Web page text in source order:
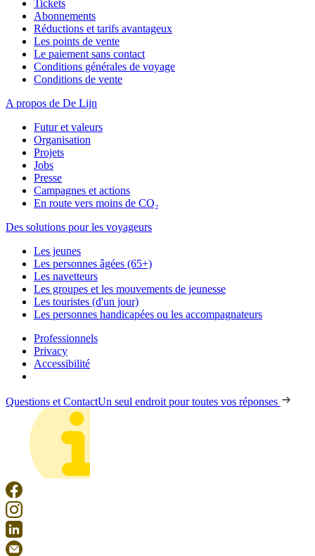
Tickets
Abonnements
Réductions et tarifs avantageux
Les points de vente
Le paiement sans contact
Conditions générales de voyage
Conditions de vente
A propos de De Lijn
Futur et valeurs
Organisation
Projets
Jobs
Presse
Campagnes et actions
En route vers moins de CO₂
Des solutions pour les voyageurs
Les jeunes
Les personnes âgées (65+)
Les navetteurs
Les groupes et les mouvements de jeunesse
Les touristes (d'un jour)
Les personnes handicapées ou les accompagnateurs
Professionnels
Privacy
Accessibilité
Questions et ContactUn seul endroit pour toutes vos réponses